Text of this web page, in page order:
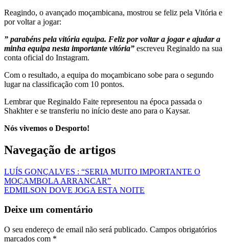
Reagindo, o avançado moçambicana, mostrou se feliz pela Vitória e
por voltar a jogar:
” parabéns pela vitória equipa. Feliz por voltar a jogar e ajudar a
minha equipa nesta importante vitória” escreveu Reginaldo na sua
conta oficial do Instagram.
Com o resultado, a equipa do moçambicano sobe para o segundo
lugar na classificação com 10 pontos.
Lembrar que Reginaldo Faite representou na época passada o
Shakhter e se transferiu no início deste ano para o Kaysar.
Nós vivemos o Desporto!
Navegação de artigos
LUÍS GONÇALVES : “SERIA MUITO IMPORTANTE O
MOÇAMBOLA ARRANCAR”
EDMILSON DOVE JOGA ESTA NOITE
Deixe um comentário
O seu endereço de email não será publicado. Campos obrigatórios
marcados com *